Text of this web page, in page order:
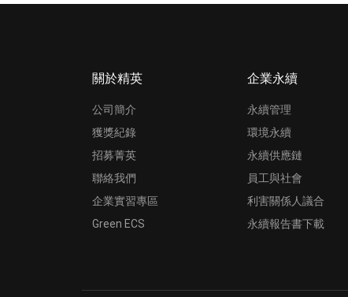
關於精英
公司簡介
獲獎紀錄
招募菁英
聯絡我們
企業實習專區
Green ECS
企業永續
永續管理
環境永續
永續供應鏈
員工與社會
利害關係人議合
永續報告書下載